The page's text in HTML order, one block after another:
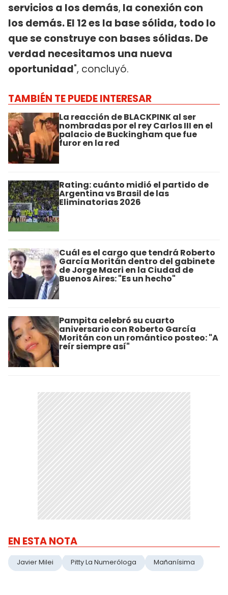
servicios a los demás, la conexión con
los demás. El 12 es la base sólida, todo lo
que se construye con bases sólidas. De
verdad necesitamos una nueva
oportunidad", concluyó.
TAMBIÉN TE PUEDE INTERESAR
La reacción de BLACKPINK al ser
nombradas por el rey Carlos III en el
palacio de Buckingham que fue
furor en la red
Rating: cuánto midió el partido de
Argentina vs Brasil de las
Eliminatorias 2026
Cuál es el cargo que tendrá Roberto
García Moritán dentro del gabinete
de Jorge Macri en la Ciudad de
Buenos Aires: "Es un hecho"
Pampita celebró su cuarto
aniversario con Roberto García
Moritán con un romántico posteo: "A
reír siempre así"
EN ESTA NOTA
Javier Milei Pitty La Numeróloga Mañanísima